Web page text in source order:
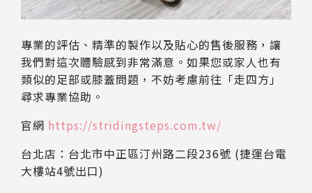
專業的評估、精準的製作以及貼心的售後服務，讓
我們對這次體驗感到非常滿意。如果您或家人也有
類似的足部或膝蓋問題，不妨考慮前往「走四方」
尋求專業協助。
官網 https://stridingsteps.com.tw/
台北店：台北市中正區汀州路二段236號 (捷運台電
大樓站4號出口)